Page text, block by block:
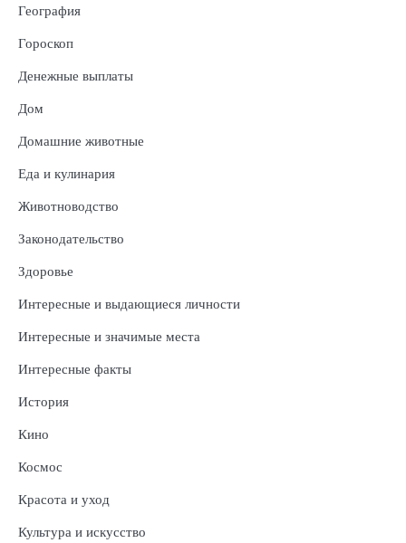
География
Гороскоп
Денежные выплаты
Дом
Домашние животные
Еда и кулинария
Животноводство
Законодательство
Здоровье
Интересные и выдающиеся личности
Интересные и значимые места
Интересные факты
История
Кино
Космос
Красота и уход
Культура и искусство